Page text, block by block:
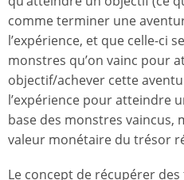
comme terminer une
l’expérience, et que celle-ci
monstres qu’on vainc pour
objectif/achever cette
l’expérience pour atteindre
base des monstres vaincus,
valeur monétaire du trésor
Le concept de récupérer